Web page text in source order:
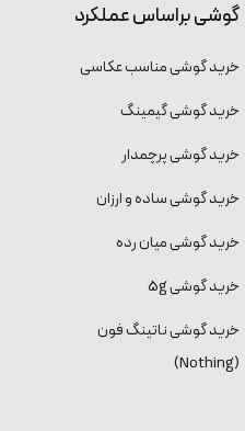
گوشی براساس عملکرد
خرید گوشی مناسب عکاسی
خرید گوشی گیمینگ
خرید گوشی پرچمدار
خرید گوشی ساده و ارزان
خرید گوشی میان رده
خرید گوشی 5g
خرید گوشی ناتینگ فون
(Nothing)